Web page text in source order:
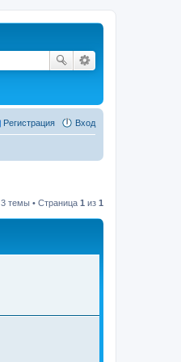
Вход
Регистрация
3 темы • Страница 1 из 1